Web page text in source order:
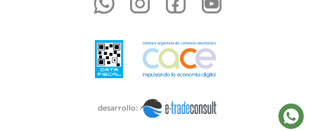
desarrollo: